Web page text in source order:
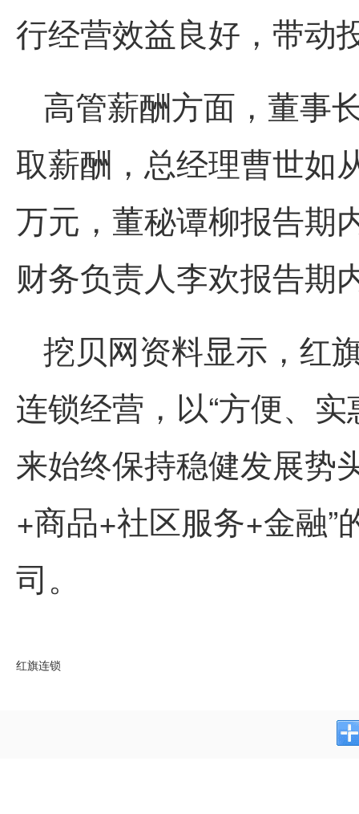
行经营效益良好，带动
高管薪酬方面，董事
取薪酬，总经理曹世如
万元，董秘谭柳报告期
财务负责人李欢报告期
挖贝网资料显示，红
连锁经营，以“方便、
来始终保持稳健发展势
+商品+社区服务+金融
司。
红旗连锁